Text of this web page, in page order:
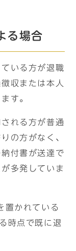
る場合
いる方が退職
収または本人
す。
れる方が普通
の方がなく、
付書が送達で
多発していま
置かれている
時点で既に退